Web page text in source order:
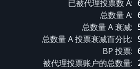
已被代理投票数 A:
总数量 A:
总数量 A 衰减:
总数量 A 投票衰减百分比:
BP 投票:
被代理投票账户的总数量: